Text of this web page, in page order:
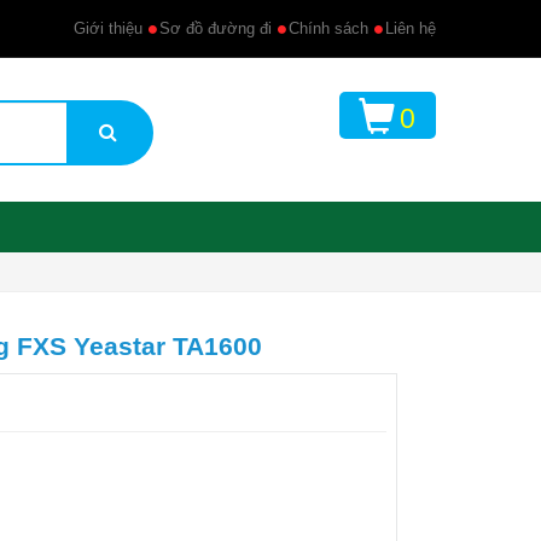
Giới thiệu Sơ đồ đường đi Chính sách Liên hệ
0
FXS Yeastar TA1600